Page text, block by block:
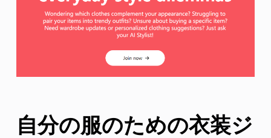
自分の服のための衣装ジ